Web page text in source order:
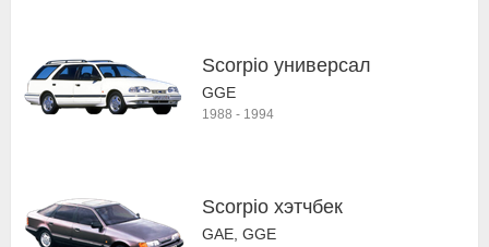
Scorpio универсал
GGE
1988 - 1994
Scorpio хэтчбек
GAE, GGE